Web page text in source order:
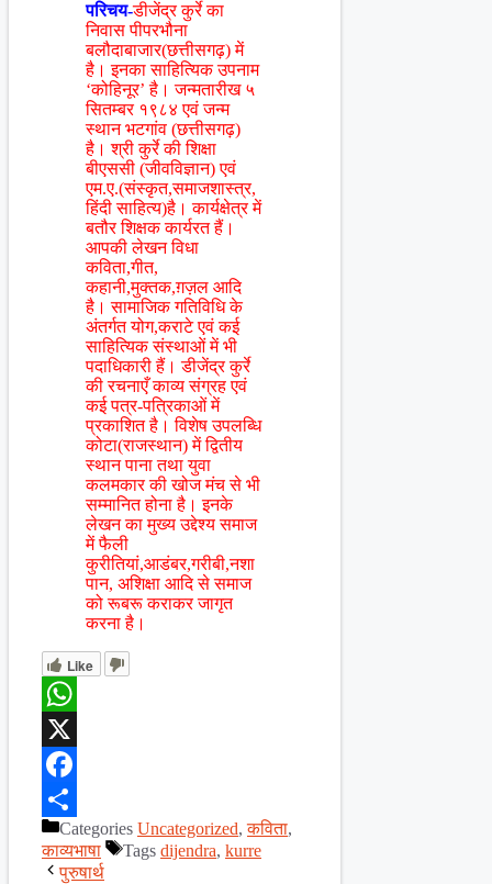
परिचय-डीजेंद्र कुर्रे का
निवास पीपरभौना
बलौदाबाजार(छत्तीसगढ़) में
है। इनका साहित्यिक उपनाम
‘कोहिनूर’ है। जन्मतारीख ५
सितम्बर १९८४ एवं जन्म
स्थान भटगांव (छत्तीसगढ़)
है। श्री कुर्रे की शिक्षा
बीएससी (जीवविज्ञान) एवं
एम.ए.(संस्कृत,समाजशास्त्र,
हिंदी साहित्य)है। कार्यक्षेत्र में
बतौर शिक्षक कार्यरत हैं।
आपकी लेखन विधा
कविता,गीत,
कहानी,मुक्तक,ग़ज़ल आदि
है। सामाजिक गतिविधि के
अंतर्गत योग,कराटे एवं कई
साहित्यिक संस्थाओं में भी
पदाधिकारी हैं। डीजेंद्र कुर्रे
की रचनाएँ काव्य संग्रह एवं
कई पत्र-पत्रिकाओं में
प्रकाशित है। विशेष उपलब्धि
कोटा(राजस्थान) में द्वितीय
स्थान पाना तथा युवा
कलमकार की खोज मंच से भी
सम्मानित होना है। इनके
लेखन का मुख्य उद्देश्य समाज
में फैली
कुरीतियां,आडंबर,गरीबी,नशा
पान, अशिक्षा आदि से समाज
को रूबरू कराकर जागृत
करना है।
Like
WhatsApp
X
Facebook
ShareCategories Uncategorized,कविता,
काव्यभाषा
Tags dijendra, kurre
पुरुषार्थ